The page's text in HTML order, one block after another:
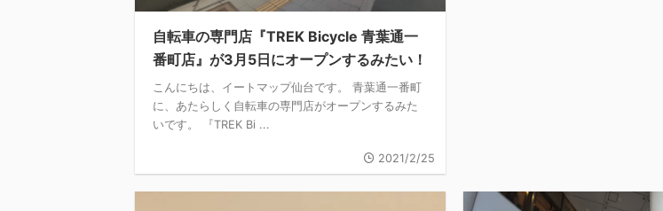
自転車の専門店『TREK Bicycle 青葉通一
番町店』が3月5日にオープンするみたい！
こんにちは、イートマップ仙台です。 青葉通一番町
に、あたらしく自転車の専門店がオープンするみた
いです。 『TREK Bi ...
2021/2/25